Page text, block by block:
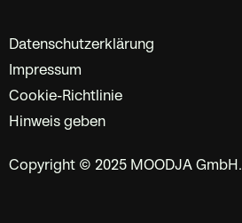
Datenschutzerklärung
Impressum
Cookie-Richtlinie
Hinweis geben
Copyright © 2025 MOODJA GmbH.